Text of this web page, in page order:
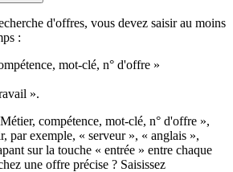
d'offres, vous devez saisir au moins
:
mot-clé, n° d'offre »
».
compétence, mot-clé, n° d'offre »,
par exemple, « serveur », « anglais »,
sur la touche « entrée » entre chaque
une offre précise ? Saisissez